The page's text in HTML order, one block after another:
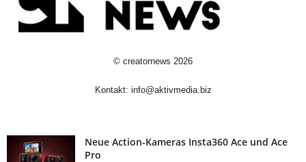
© creatornews 2026
Kontakt: info@aktivmedia.biz
Neue Action-Kameras Insta360 Ace und Ace
Pro